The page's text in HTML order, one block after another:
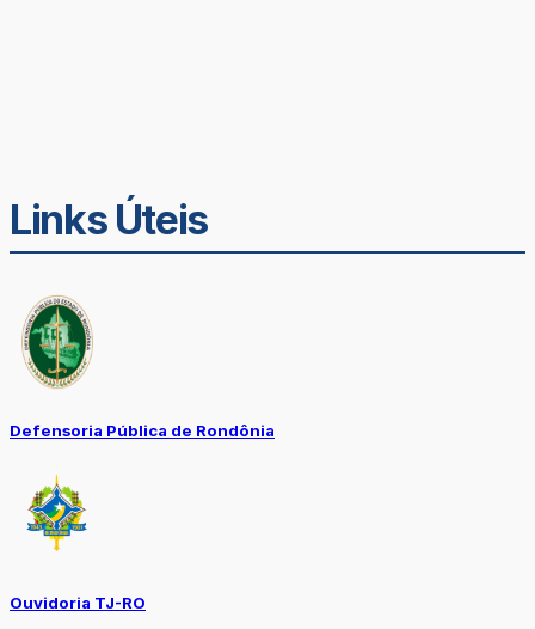
Links Úteis
Defensoria Pública de Rondônia
Ouvidoria TJ-RO